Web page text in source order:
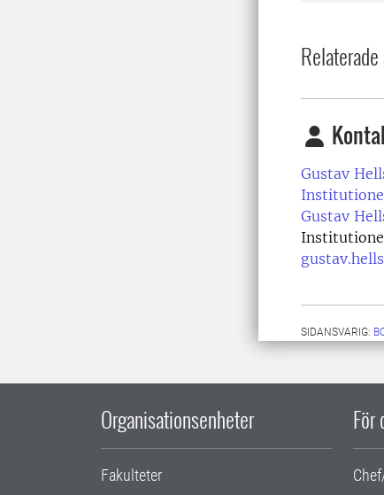
Gustav
Gustav
SIDANSVARIG:
Organisationsenheter
Fakulteter
För